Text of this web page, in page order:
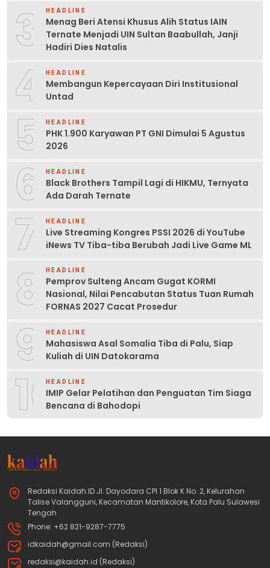
3 HEADLINE
Menag Beri Atensi Khusus Alih Status IAIN
Ternate Menjadi UIN Sultan Baabullah, Janji
Hadiri Dies Natalis
4 HEADLINE
Membangun Kepercayaan Diri Institusional
Untad
5 HEADLINE
PHK 1.900 Karyawan PT GNI Dimulai 5 Agustus
2026
6 HEADLINE
Black Brothers Tampil Lagi di HIKMU, Ternyata
Ada Darah Ternate
7 HEADLINE
Live Streaming Kongres PSSI 2026 di YouTube
iNews TV Tiba-tiba Berubah Jadi Live Game ML
8 HEADLINE
Pemprov Sulteng Ancam Gugat KORMI
Nasional, Nilai Pencabutan Status Tuan Rumah
FORNAS 2027 Cacat Prosedur
9 HEADLINE
Mahasiswa Asal Somalia Tiba di Palu, Siap
Kuliah di UIN Datokarama
10HEADLINE
IMIP Gelar Pelatihan dan Penguatan Tim Siaga
Bencana di Bahodopi
Redaksi Kaidah.ID Jl. Dayodara CPI 1 Blok K No. 2, Kelurahan
Talise Valangguni, Kecamatan Mantikolore, Kota Palu Sulawesi
Tengah
Phone: +62 821-9287-7775
idkaidah@gmail.com (Redaksi)
redaksi@kaidah.id (Redaksi)